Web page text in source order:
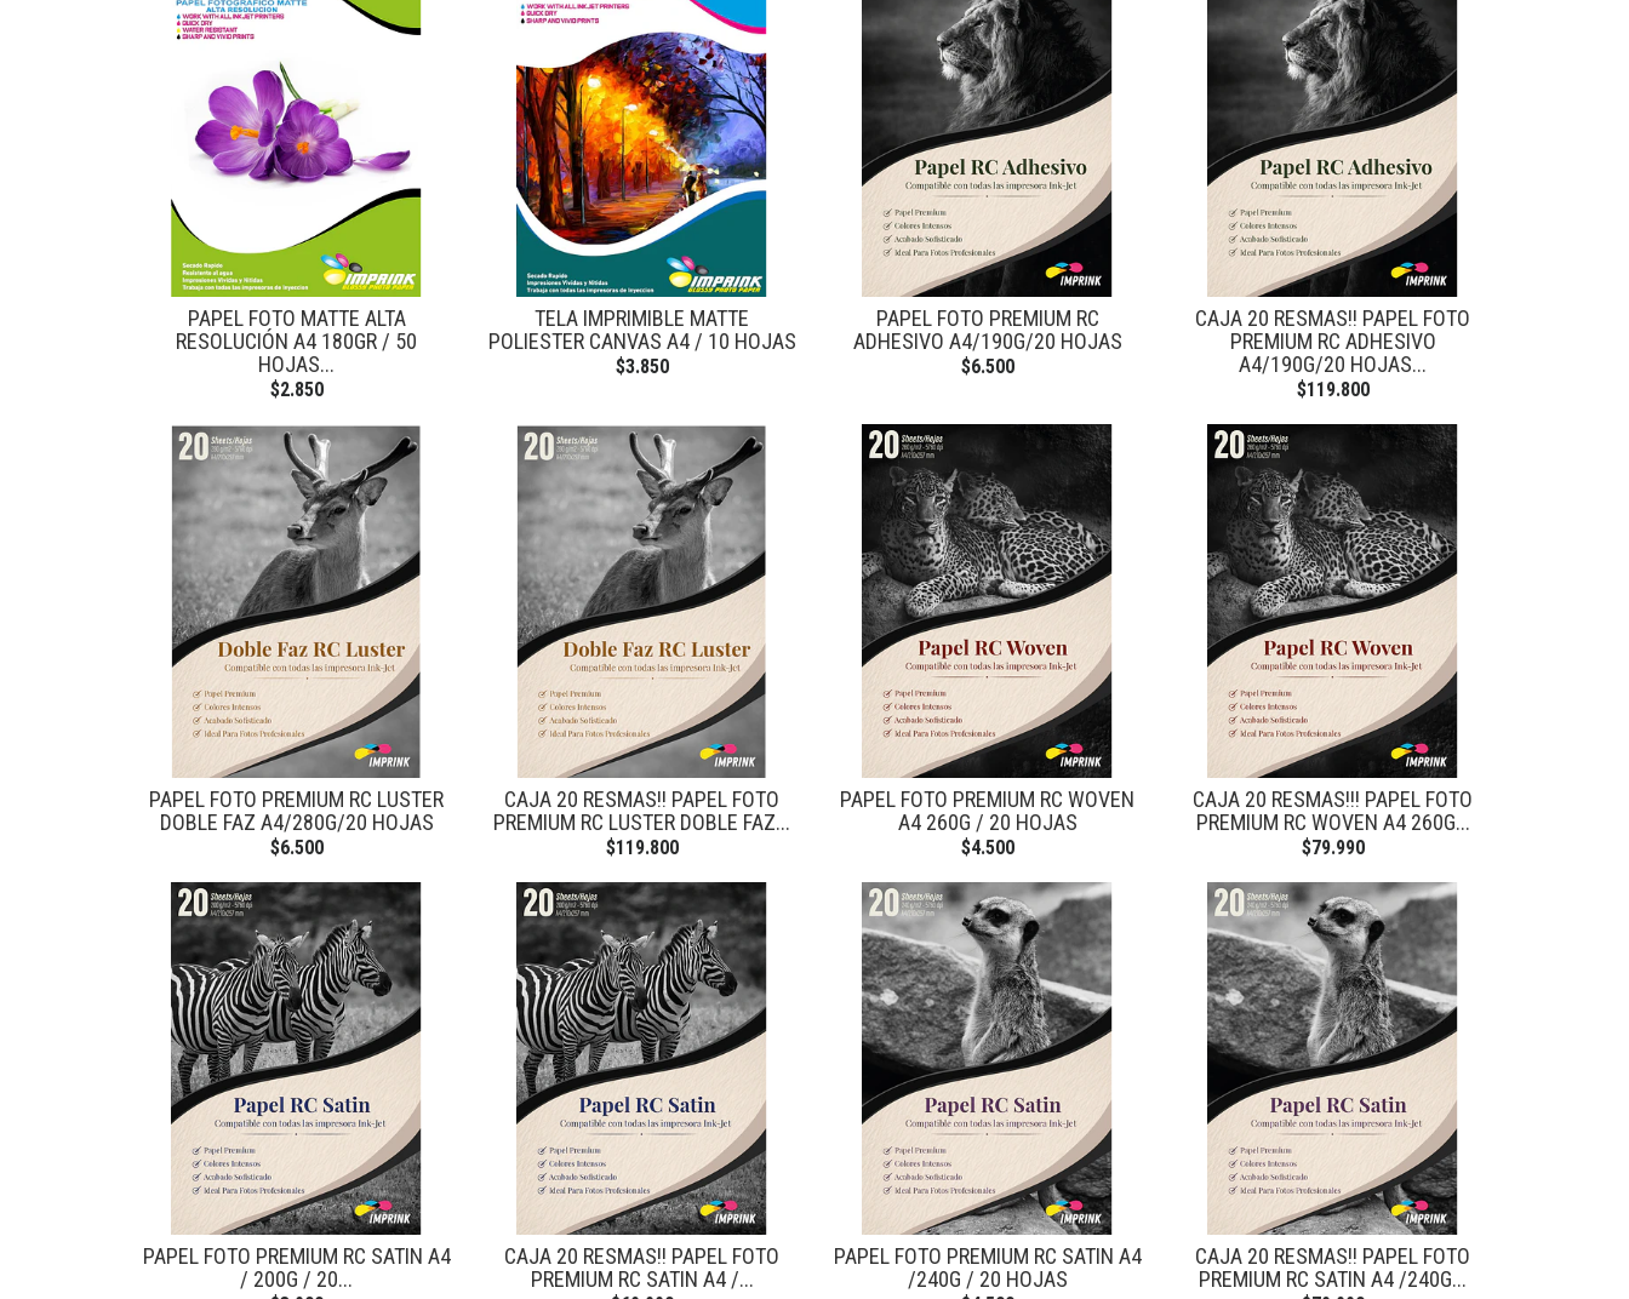
PAPEL FOTO MATTE ALTA
RESOLUCIÓN A4 180GR / 50
HOJAS...
$2.850
TELA IMPRIMIBLE MATTE
POLIESTER CANVAS A4 / 10 HOJAS
$3.850
PAPEL FOTO PREMIUM RC
ADHESIVO A4/190G/20 HOJAS
$6.500
CAJA 20 RESMAS!! PAPEL FOTO
PREMIUM RC ADHESIVO
A4/190G/20 HOJAS...
$119.800
PAPEL FOTO PREMIUM RC LUSTER
DOBLE FAZ A4/280G/20 HOJAS
$6.500
CAJA 20 RESMAS!! PAPEL FOTO
PREMIUM RC LUSTER DOBLE FAZ...
$119.800
PAPEL FOTO PREMIUM RC WOVEN
A4 260G / 20 HOJAS
$4.500
CAJA 20 RESMAS!!! PAPEL FOTO
PREMIUM RC WOVEN A4 260G...
$79.990
PAPEL FOTO PREMIUM RC SATIN A4
/ 200G / 20...
CAJA 20 RESMAS!! PAPEL FOTO
PREMIUM RC SATIN A4 /...
PAPEL FOTO PREMIUM RC SATIN A4
/240G / 20 HOJAS
CAJA 20 RESMAS!! PAPEL FOTO
PREMIUM RC SATIN A4 /240G...